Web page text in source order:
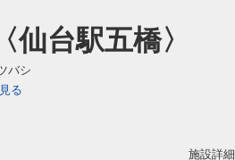
台駅五橋〉
バシ
る
施設詳細